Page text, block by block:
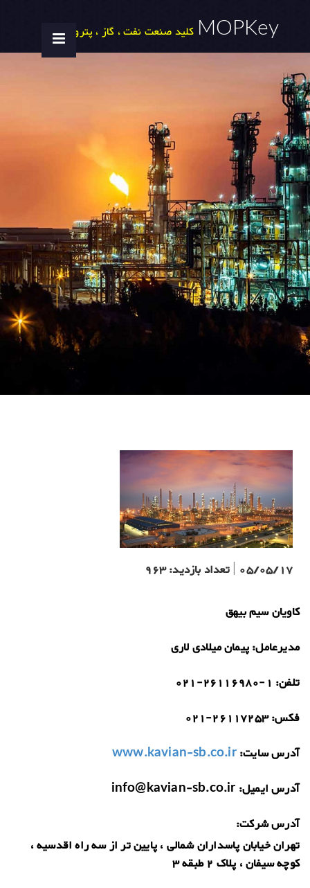
MOPKey کلید صنعت نفت ، گاز ، پتروشیمی
05/05/17
|تعداد بازدید:963
کاویان سیم بیهق
مدیرعامل:پیمان میلادی لاری
تلفن: 021-26116980-1
فکس:021-26117253
آدرس سایت:www.kavian-sb.co.ir
آدرس ایمیل: info@kavian-sb.co.ir
آدرس شرکت:
تهران خیابان پاسداران شمالی ، پایین تر از سه راه اقدسیه ،
کوچه سیفان ، پلاک 2 طبقه 3